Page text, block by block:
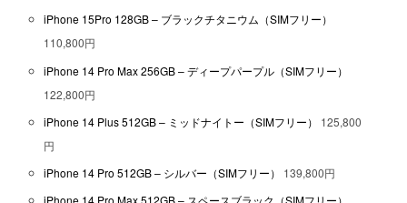
iPhone 15Pro 128GB – ブラックチタニウム（SIMフリー）
110,800円
iPhone 14 Pro Max 256GB – ディープパープル（SIMフリー）
122,800円
iPhone 14 Plus 512GB – ミッドナイトー（SIMフリー）
125,800
円
iPhone 14 Pro 512GB – シルバー（SIMフリー）
139,800円
iPhone 14 Pro Max 512GB – スペースブラック（SIMフリー）